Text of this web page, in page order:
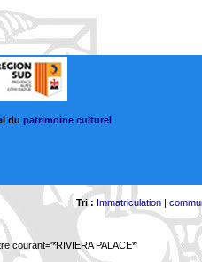
du patrimoine culturel
Tri : Immatriculation |
courant='*RIVIERA PALACE*'